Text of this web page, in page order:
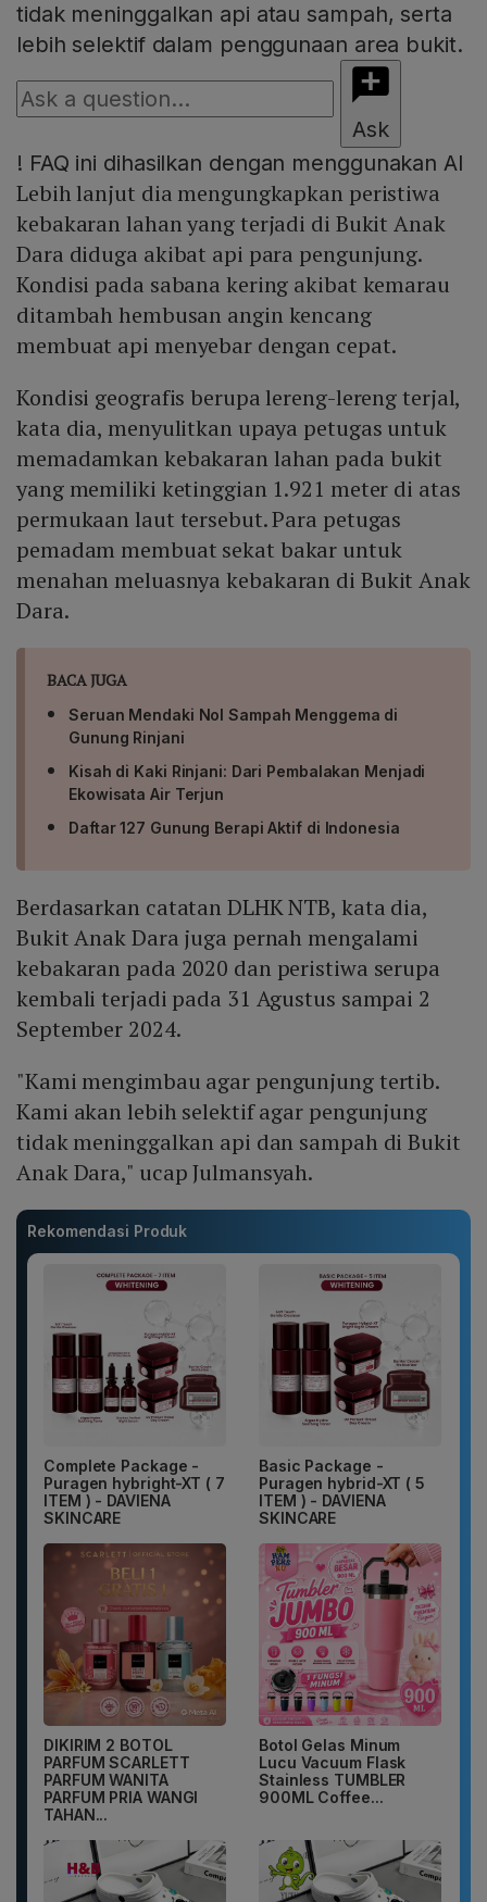
tidak meninggalkan api atau sampah, serta
lebih selektif dalam penggunaan area bukit.
Ask
! FAQ ini dihasilkan dengan menggunakan AI
Lebih lanjut dia mengungkapkan peristiwa
kebakaran lahan yang terjadi di Bukit Anak
Dara diduga akibat api para pengunjung.
Kondisi pada sabana kering akibat kemarau
ditambah hembusan angin kencang
membuat api menyebar dengan cepat.
Kondisi geografis berupa lereng-lereng terjal,
kata dia, menyulitkan upaya petugas untuk
memadamkan kebakaran lahan pada bukit
yang memiliki ketinggian 1.921 meter di atas
permukaan laut tersebut. Para petugas
pemadam membuat sekat bakar untuk
menahan meluasnya kebakaran di Bukit Anak
Dara.
BACA JUGA
Seruan Mendaki Nol Sampah Menggema di
Gunung Rinjani
Kisah di Kaki Rinjani: Dari Pembalakan Menjadi
Ekowisata Air Terjun
Daftar 127 Gunung Berapi Aktif di Indonesia
Berdasarkan catatan DLHK NTB, kata dia,
Bukit Anak Dara juga pernah mengalami
kebakaran pada 2020 dan peristiwa serupa
kembali terjadi pada 31 Agustus sampai 2
September 2024.
"Kami mengimbau agar pengunjung tertib.
Kami akan lebih selektif agar pengunjung
tidak meninggalkan api dan sampah di Bukit
Anak Dara," ucap Julmansyah.
Rekomendasi Produk
Complete Package -
Puragen hybright-XT ( 7
ITEM ) - DAVIENA
SKINCARE
Basic Package -
Puragen hybrid-XT ( 5
ITEM ) - DAVIENA
SKINCARE
DIKIRIM 2 BOTOL
PARFUM SCARLETT
PARFUM WANITA
PARFUM PRIA WANGI
TAHAN...
Botol Gelas Minum
Lucu Vacuum Flask
Stainless TUMBLER
900ML Coffee...